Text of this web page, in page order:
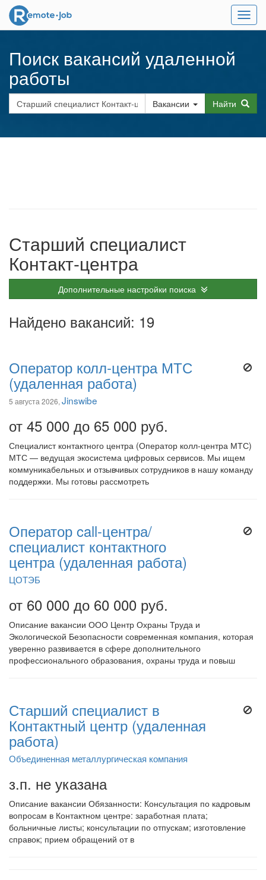
Меню
Поиск вакансий удаленной
работы
Вакансии Найти
Старший специалист
Контакт-центра
Дополнительные настройки поиска
Найдено вакансий: 19
Оператор колл-центра МТС
(удаленная работа)
5 августа 2026, Jinswibe
от 45 000 до 65 000 руб.
Специалист контактного центра (Оператор колл-центра МТС)
МТС — ведущая экосистема цифровых сервисов. Мы ищем
коммуникабельных и отзывчивых сотрудников в нашу команду
поддержки. Мы готовы рассмотреть
Оператор call-центра/
специалист контактного
центра (удаленная работа)
ЦОТЭБ
от 60 000 до 60 000 руб.
Описание вакансии ООО Центр Охраны Труда и
Экологической Безопасности современная компания, которая
уверенно развивается в сфере дополнительного
профессионального образования, охраны труда и повыш
Старший специалист в
Контактный центр (удаленная
работа)
Объединенная металлургическая компания
з.п. не указана
Описание вакансии Обязанности: Консультация по кадровым
вопросам в Контактном центре: заработная плата;
больничные листы; консультации по отпускам; изготовление
справок; прием обращений от в